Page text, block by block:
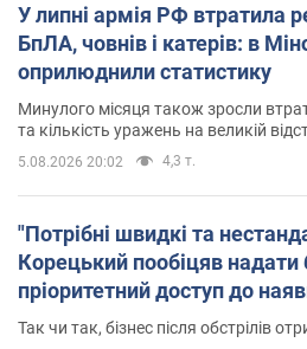
У липні армія РФ втратила
БпЛА, човнів і катерів: в
оприлюднили статистику
Минулого місяця також зросли
та кількість уражень на великій
5.08.2026 20:02 4,3 т.
"Потрібні швидкі та
Корецький пообіцяв надати
пріоритетний доступ до
приміщень
Так чи так, бізнес після обстрілів